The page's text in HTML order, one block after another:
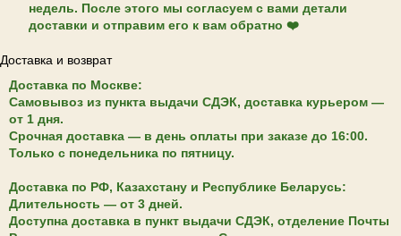
недель. После этого мы согласуем с вами детали
доставки и отправим его к вам обратно ❤️
Доставка и возврат
Доставка по Москве:
Самовывоз из пункта выдачи СДЭК, доставка курьером —
от 1 дня.
Срочная доставка — в день оплаты при заказе до 16:00.
Только с понедельника по пятницу.
Доставка по РФ, Казахстану и Республике Беларусь:
Длительность — от 3 дней.
Доступна доставка в пункт выдачи СДЭК, отделение Почты
ПОДПИСАТЬСЯ